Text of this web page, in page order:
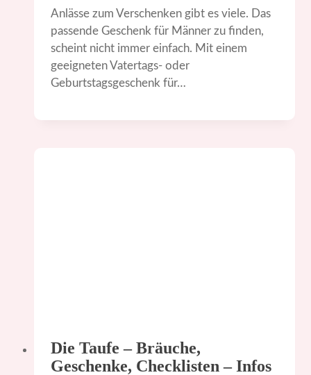
Anlässe zum Verschenken gibt es viele. Das
passende Geschenk für Männer zu finden,
scheint nicht immer einfach. Mit einem
geeigneten Vatertags- oder
Geburtstagsgeschenk für…
Die Taufe – Bräuche,
Geschenke, Checklisten – Infos